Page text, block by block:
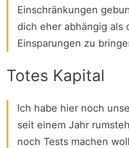
Einschränkungen
dich eher abhängig als
Einsparungen zu
Totes Kapital
Ich habe hier noch
seit einem Jahr
noch Tests machen